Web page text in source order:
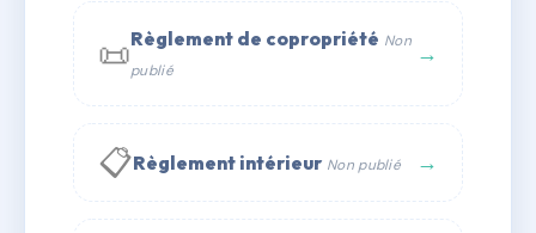
📜Règlement de copropriété Non
publié
→
📋Règlement intérieur Non publié →